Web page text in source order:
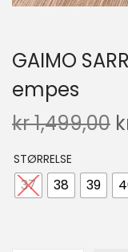
GAIMO
empes
kr1,499,00
STØRRELSE
37 38 39